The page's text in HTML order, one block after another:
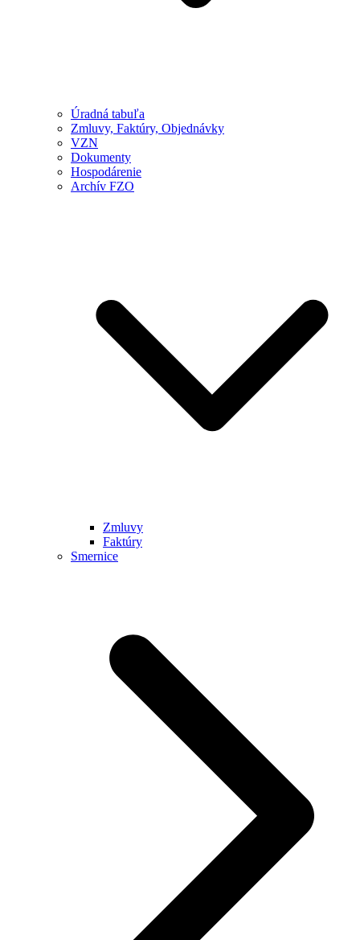
Úradná tabuľa
Zmluvy, Faktúry, Objednávky
VZN
Dokumenty
Hospodárenie
Archív FZO
Zmluvy
Faktúry
Smernice